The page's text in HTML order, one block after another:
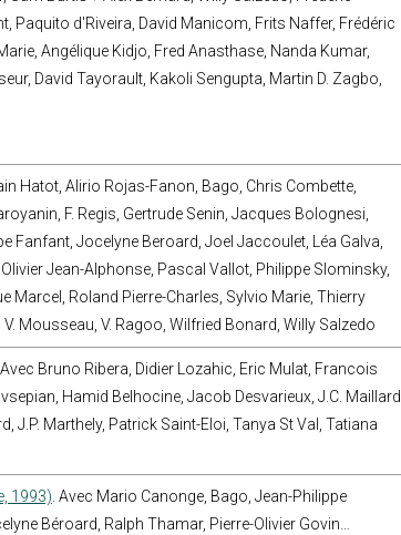
Paquito d'Riveira, David Manicom, Frits Naffer, Frédéric
Angélique Kidjo, Fred Anasthase, Nanda Kumar,
David Tayorault, Kakoli Sengupta, Martin D. Zagbo,
Hatot, Alirio Rojas-Fanon, Bago, Chris Combette,
F. Regis, Gertrude Senin, Jacques Bolognesi,
Fanfant, Jocelyne Beroard, Joel Jaccoulet, Léa Galva,
Jean-Alphonse, Pascal Vallot, Philippe Slominsky,
Marcel, Roland Pierre-Charles, Sylvio Marie, Thierry
Mousseau, V. Ragoo, Wilfried Bonard, Willy Salzedo
. Avec Bruno Ribera, Didier Lozahic, Eric Mulat, Francois
Hamid Belhocine, Jacob Desvarieux, J.C. Maillard,
J.P. Marthely, Patrick Saint-Eloi, Tanya St Val, Tatiana
1993) . Avec Mario Canonge, Bago, Jean-Philippe
Béroard, Ralph Thamar, Pierre-Olivier Govin…